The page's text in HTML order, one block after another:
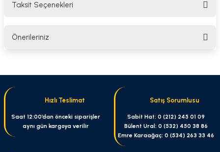
Taksit Seçenekleri
Önerileriniz
Görüş ve önerileriniz için teşekkür ederiz.
Ürün resmi kalitesiz, bozuk veya görüntülenemiyor.
Ürün açıklamasında eksik bilgiler bulunuyor.
Hızlı Teslimat
Saat 12:00’dan önceki siparişler
aynı gün kargoya verilir
Satış Sorumlusu
Sabit Hat: 0 (212) 245 01 09
Bülent Ural: 0 (532) 450 38 86
Emre Karaağaç: 0 (534) 263 33 46